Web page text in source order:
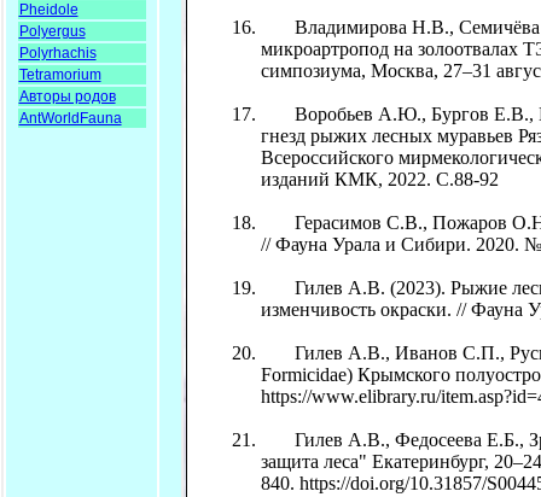
Pheidole
Polyergus
Polyrhachis
Tetramorium
Авторы родов
AntWorldFauna
Владимирова Н.В., Семичёва
микроартропод на золоотвалах
симпозиума, Москва, 27–31
Воробьев А.Ю., Бургов Е.В.,
гнезд рыжих лесных муравьев
Всероссийского
изданий КМК, 2022. С.88-92
Герасимов С.В., Пожаров О.Н.
// Фауна Урала и Сибири. 2020.
Гилев А.В. (2023). Рыжие
изменчивость окраски. //
Гилев А.В., Иванов С.П.,
Formicidae) Крымского
https://www.elibrary.ru/
Гилев А.В., Федосеева Е.Б.,
защита леса" Екатеринбург,
840. https://doi.org/10.31857/